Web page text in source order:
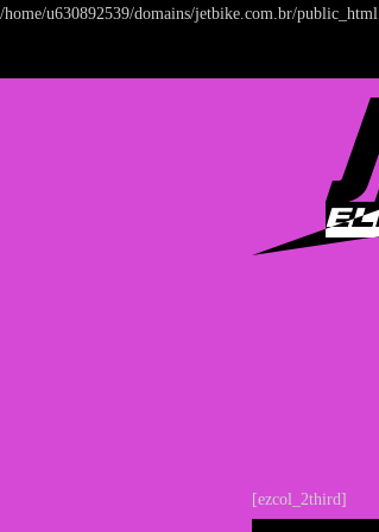
/home/u630892539/domains/jetbike.com.br/public_html
[ezcol_2third]